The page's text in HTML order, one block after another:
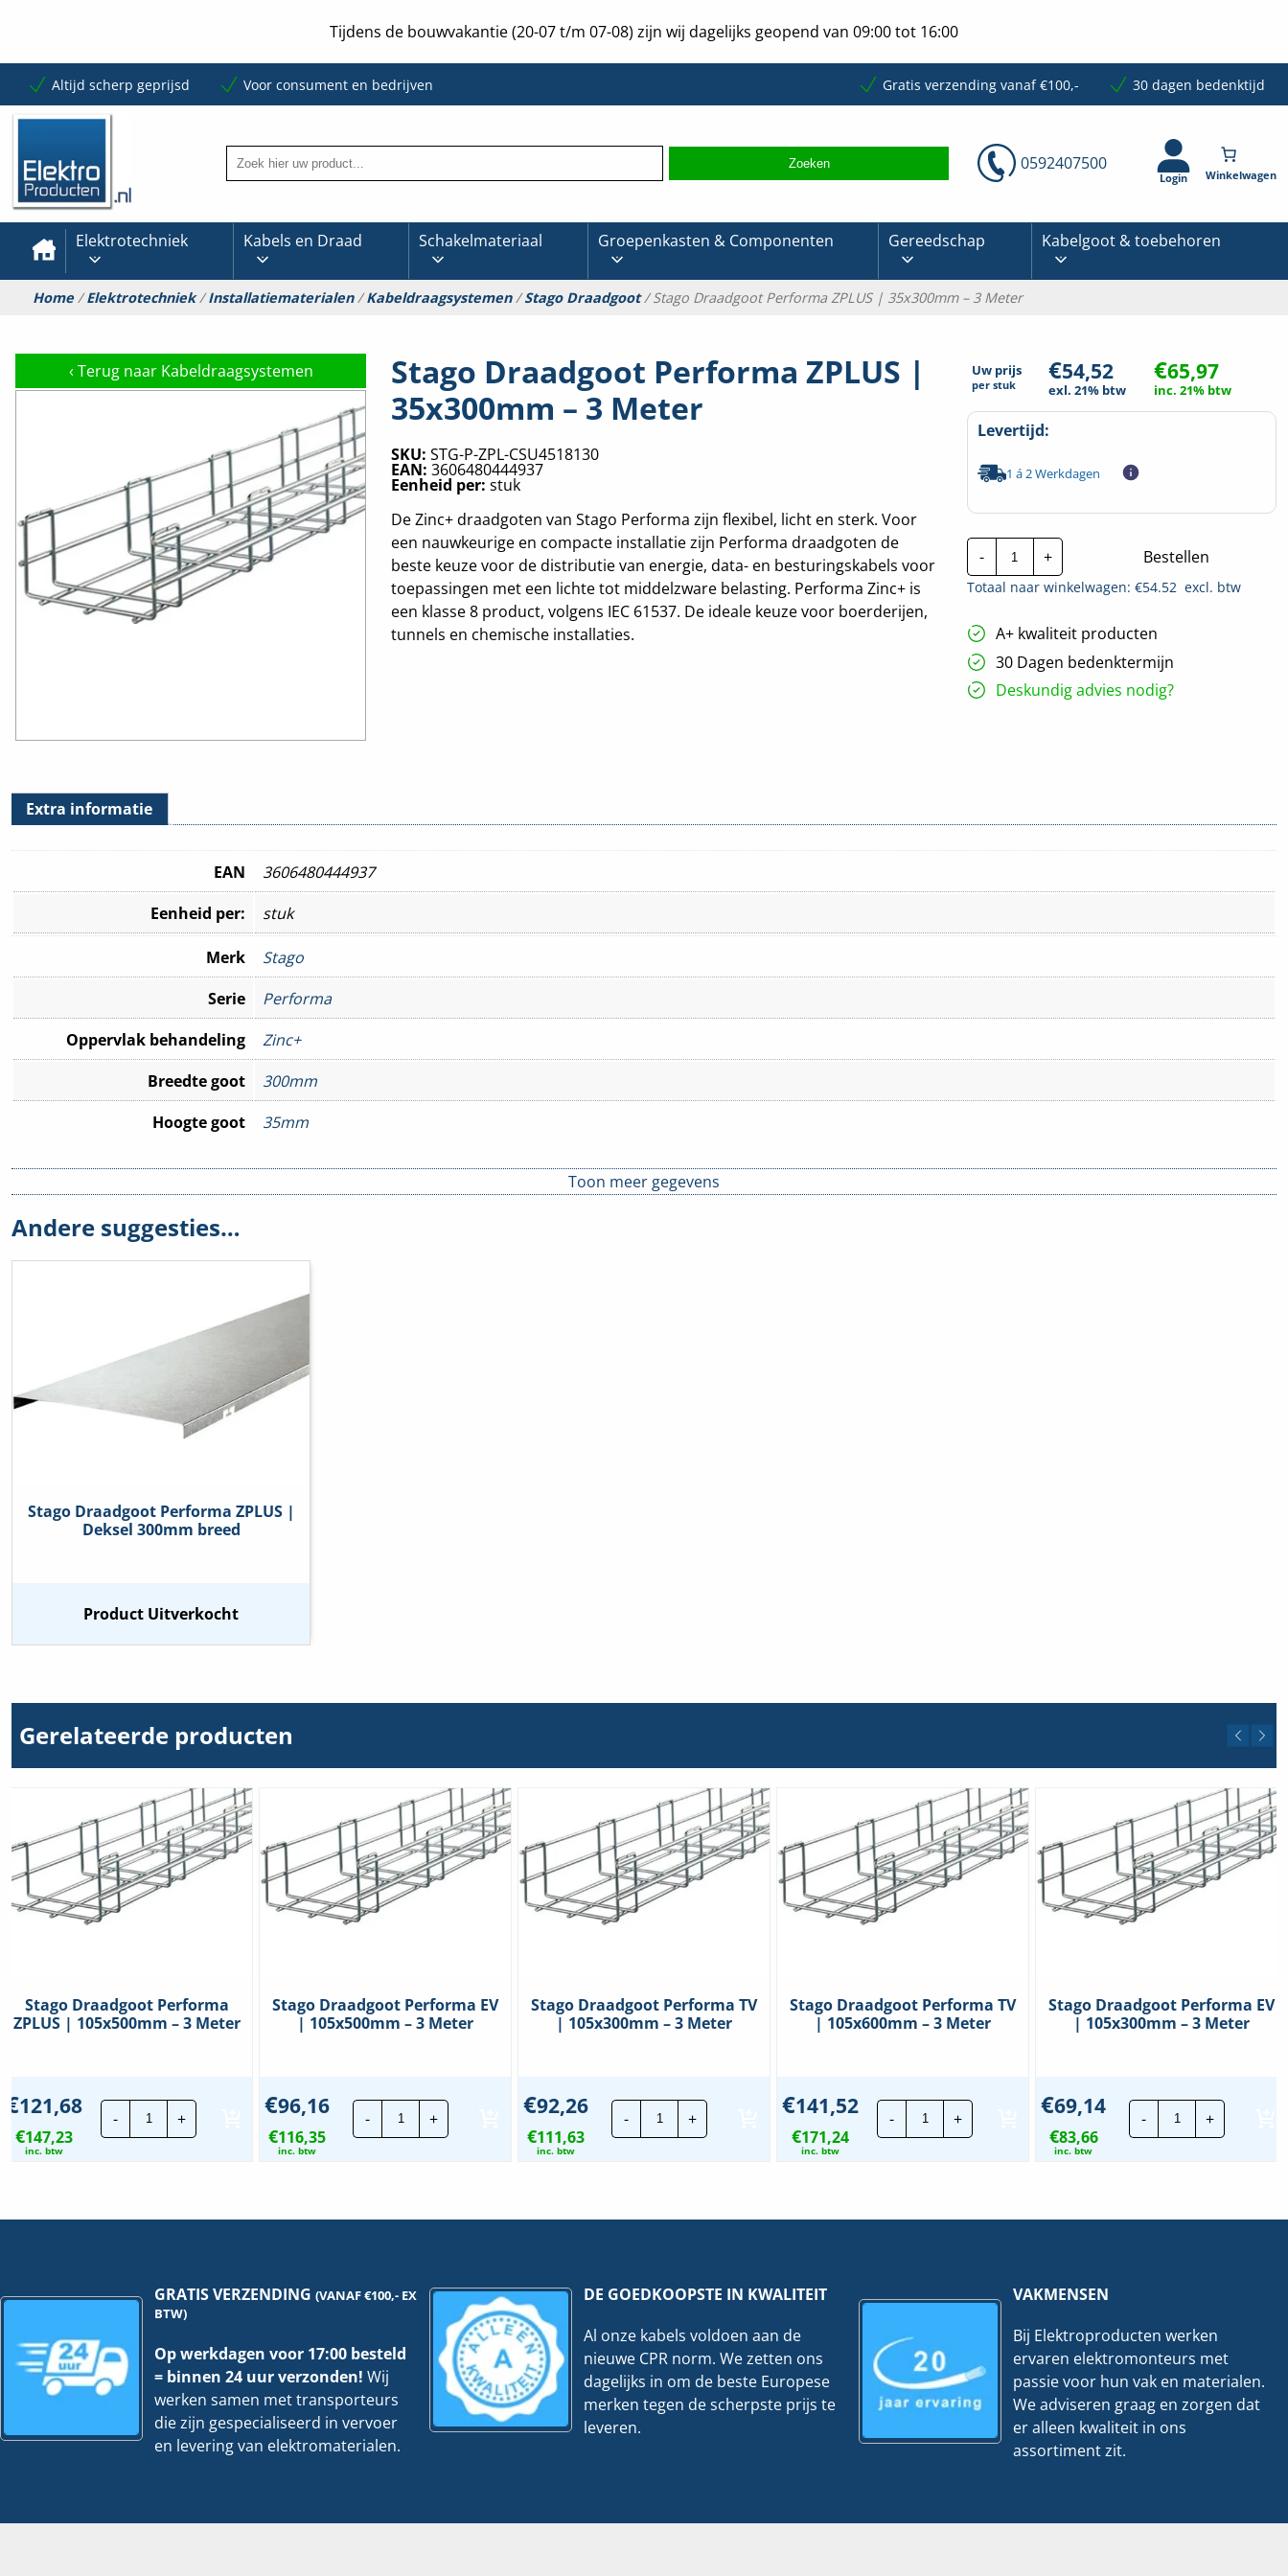
Tijdens de bouwvakantie (20-07 t/m 07-08) zijn wij dagelijks geopend van 09:00 tot 16:00
Altijd scherp geprijsd Voor consument en bedrijven Gratis verzending vanaf €100,- 30 dagen bedenktijd
0592407500
Login
Elektrotechniek Kabels en Draad Schakelmateriaal Groepenkasten & Componenten Gereedschap Kabelgoot & toebehoren
Home/Elektrotechniek/Installatiematerialen/Kabeldraagsystemen/Stago Draadgoot/ Stago Draadgoot Performa ZPLUS | 35x300mm – 3 Meter
‹ Terug naar Kabeldraagsystemen
Stago Draadgoot Performa ZPLUS |
35x300mm – 3 Meter
SKU: STG-P-ZPL-CSU4518130
EAN: 3606480444937
Eenheid per: stuk
De Zinc+ draadgoten van Stago Performa zijn flexibel, licht en sterk. Voor
een nauwkeurige en compacte installatie zijn Performa draadgoten de
beste keuze voor de distributie van energie, data- en besturingskabels voor
toepassingen met een lichte tot middelzware belasting. Performa Zinc+ is
een klasse 8 product, volgens IEC 61537. De ideale keuze voor boerderijen,
tunnels en chemische installaties.
Uw prijs
per stuk €54,52
exl. 21% btw
€65,97
inc. 21% btw
Levertijd:
1 á 2 Werkdagen
-
Stago
Draadgoot
Performa
ZPLUS
35x300mm
-
3
Meter
hoeveelheid
+ Bestellen
Totaal naar winkelwagen: €54.52excl. btw
A+ kwaliteit producten
30 Dagen bedenktermijn
Deskundig advies nodig?
Extra informatie
EAN
3606480444937
Eenheid per:
stuk
Merk
Stago
Serie
Performa
Oppervlak behandeling
Zinc+
Breedte goot
300mm
Hoogte goot
35mm
Hulpstuk
Basisprofiel
Toon meer gegevens
Andere suggesties…
Stago Draadgoot Performa ZPLUS |
Deksel 300mm breed
Product Uitverkocht
Gerelateerde producten
Stago Draadgoot Performa
ZPLUS | 105x500mm – 3 Meter
€121,68
€147,23
inc. btw
-
Stago
Draadgoot
Performa
+
Stago Draadgoot Performa EV
| 105x500mm – 3 Meter
€96,16
€116,35
inc. btw
-
Stago
Draadgoot
Performa
+
Stago Draadgoot Performa TV
| 105x300mm – 3 Meter
€92,26
€111,63
inc. btw
-
Stago
Draadgoot
Performa
+
Stago Draadgoot Performa TV
| 105x600mm – 3 Meter
€141,52
€171,24
inc. btw
-
Stago
Draadgoot
Performa
+
Stago Draadgoot Performa EV
| 105x300mm – 3 Meter
€69,14
€83,66
inc. btw
-
Stago
Draadgoot
Performa
+
GRATIS VERZENDING(VANAF €100,- EX
BTW)
Op werkdagen voor 17:00 besteld
= binnen 24 uur verzonden! Wij
werken samen met transporteurs
die zijn gespecialiseerd in vervoer
en levering van elektromaterialen.
DE GOEDKOOPSTE IN KWALITEIT
Al onze kabels voldoen aan de
nieuwe CPR norm. We zetten ons
dagelijks in om de beste Europese
merken tegen de scherpste prijs te
leveren.
VAKMENSEN
Bij Elektroproducten werken
ervaren elektromonteurs met
passie voor hun vak en materialen.
We adviseren graag en zorgen dat
er alleen kwaliteit in ons
assortiment zit.